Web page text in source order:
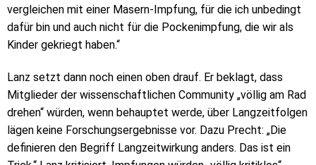
vergleichen mit einer Masern-Impfung, für die ich unbedingt
dafür bin und auch nicht für die Pockenimpfung, die wir als
Kinder gekriegt haben.“
Lanz setzt dann noch einen oben drauf. Er beklagt, dass
Mitglieder der wissenschaftlichen Community „völlig am Rad
drehen“ würden, wenn behauptet werde, über Langzeitfolgen
lägen keine Forschungsergebnisse vor. Dazu Precht: „Die
definieren den Begriff Langzeitwirkung anders. Das ist ein